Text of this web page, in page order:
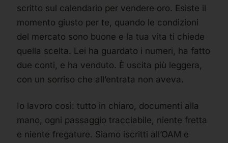
scritto sul calendario per vendere oro. Esiste il
momento giusto per te, quando le condizioni
del mercato sono buone e la tua vita ti chiede
quella scelta. Lei ha guardato i numeri, ha fatto
due conti, e ha venduto. È uscita più leggera,
con un sorriso che all’entrata non aveva.
Io lavoro così: tutto in chiaro, documenti alla
mano, ogni passaggio tracciabile, niente fretta
e niente fregature. Siamo iscritti all’OAM e